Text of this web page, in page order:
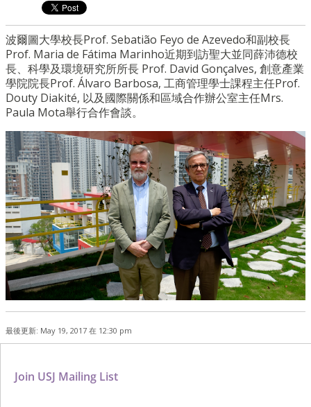
波爾圖大學校長Prof. Sebatião Feyo de Azevedo和副校長
Prof. Maria de Fátima Marinho近期到訪聖大並同薛沛德校
長、科學及環境研究所所長 Prof. David Gonçalves, 創意產業
學院院長Prof. Álvaro Barbosa, 工商管理學士課程主任Prof.
Douty Diakité, 以及國際關係和區域合作辦公室主任Mrs.
Paula Mota舉行合作會談。
最後更新: May 19, 2017 在 12:30 pm
Join USJ Mailing List